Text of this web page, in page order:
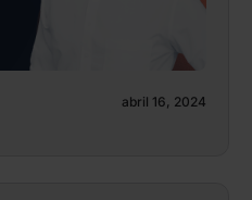
abril 16, 2024